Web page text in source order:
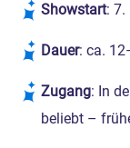
Showstart: 7.
Dauer: ca.
Zugang: In
beliebt –